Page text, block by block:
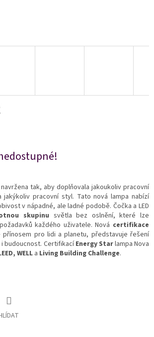
tak, aby doplňovala jakoukoliv pracovní
jakýkoliv pracovní styl. Tato nová lampa nabízí
v nápadné, ale ladné podobě. Čočka a LED
skupinu světla bez oslnění, které lze
každého uživatele. Nová certifikace
přínosem pro lidi a planetu, představuje řešení
budoucnost. CertifikacíEnergy Starlampa Nova
WELL a Living Building Challenge.